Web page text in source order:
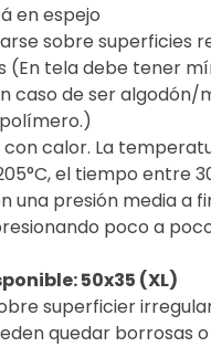
en espejo
sobre superficies
(En tela debe tener
caso de ser algodón/
calor. La
el tiempo entre
una presión media a
poco a
50x35 (XL)
superficier
quedar borrosas